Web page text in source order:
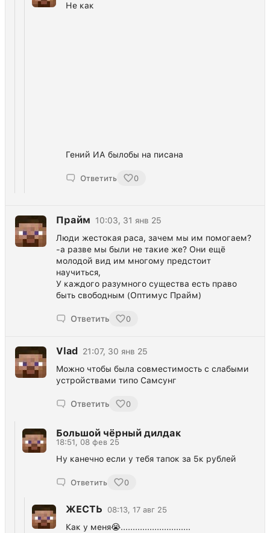
Не как
Гений ИА былобы на писана
Ответить 0
Прайм
10:03, 31 янв 25
Люди жестокая раса, зачем мы им помогаем?
-а разве мы были не такие же? Они ещё
молодой вид им многому предстоит
научиться,
У каждого разумного существа есть право
быть свободным (Оптимус Прайм)
Ответить 0
Vlad
21:07, 30 янв 25
Можно чтобы была совместимость с слабыми
устройствами типо Самсунг
Ответить 0
Большой чёрный дилдак
18:51, 08 фев 25
Ну канечно если у тебя тапок за 5к рублей
Ответить 0
ЖЕСТЬ 08:13, 17 авг 25
Как у меня😭.............................